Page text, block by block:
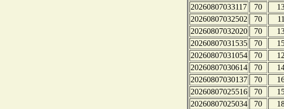
20260807033117
70
20260807032502
70
20260807032020
70
20260807031535
70
20260807031054
70
20260807030614
70
20260807030137
70
20260807025516
70
20260807025034
70